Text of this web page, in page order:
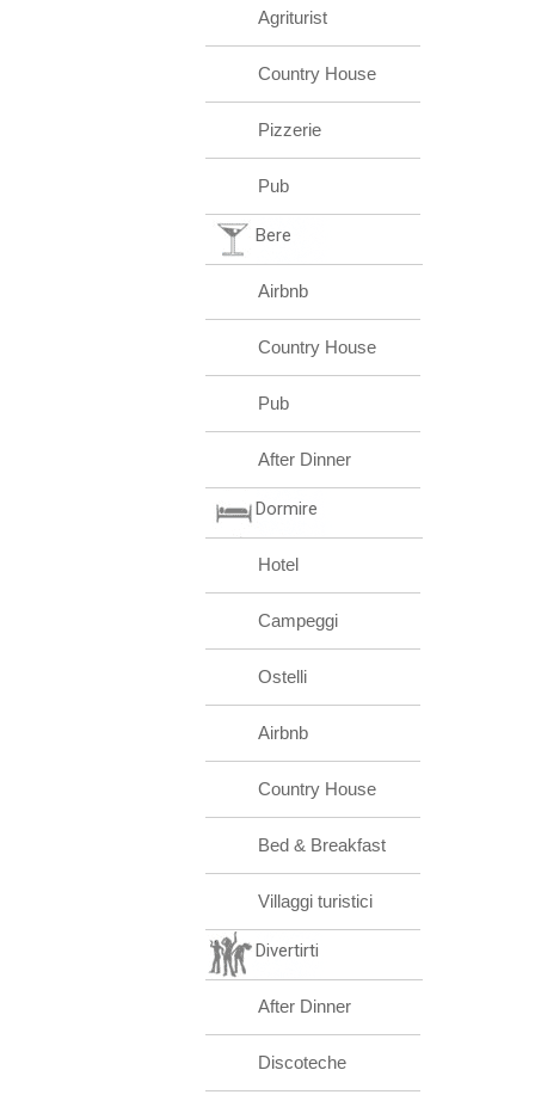
Agriturist
Country House
Pizzerie
Pub
Bere
Airbnb
Country House
Pub
After Dinner
Dormire
Hotel
Campeggi
Ostelli
Airbnb
Country House
Bed & Breakfast
Villaggi turistici
Divertirti
After Dinner
Discoteche